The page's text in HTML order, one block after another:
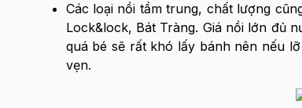
Các loại nồi tầm trung, chất lượng
Lock&lock, Bát Tràng. Giá nồi lớn đủ
quá bé sẽ rất khó lấy bánh nên nếu
vẹn.